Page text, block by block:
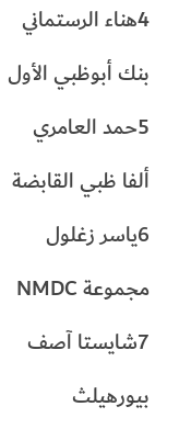
4هناء الرستماني
بنك أبوظبي الأول
5حمد العامري
ألفا ظبي القابضة
6ياسر زغلول
مجموعة NMDC
7شايستا آصف
بيورهيلث